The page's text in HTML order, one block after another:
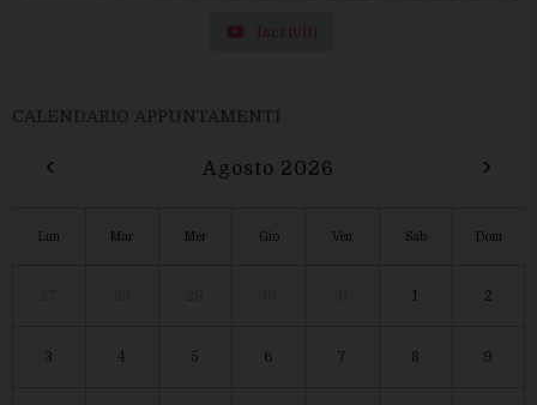
Iscriviti
CALENDARIO APPUNTAMENTI
‹ Agosto 2026 ›
Lun Mar Mer Gio Ven Sab Dom
2
3 4 5 6 7 8 9